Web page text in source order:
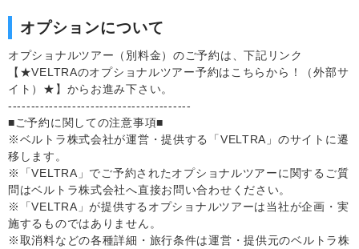
オプションについて
オプショナルツアー（別料金）のご予約は、下記リンク
【★VELTRAのオプショナルツアー予約はこちらから！（外部サ
イト）★】からお進み下さい。
----------------------------------------
■ご予約に関しての注意事項■
※ベルトラ株式会社が運営・提供する「VELTRA」のサイトに遷
移します。
※「VELTRA」でご予約されたオプショナルツアーに関するご質
問はベルトラ株式会社へ直接お問い合わせください。
※「VELTRA」が提供するオプショナルツアーは当社が企画・実
施するものではありません。
※取消料などの各種詳細・旅行条件は運営・提供元のベルトラ株